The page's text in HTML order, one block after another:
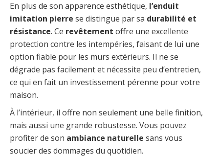
En plus de son apparence esthétique, l’enduit
imitation pierre se distingue par sa durabilité et
résistance. Ce revêtement offre une excellente
protection contre les intempéries, faisant de lui une
option fiable pour les murs extérieurs. Il ne se
dégrade pas facilement et nécessite peu d’entretien,
ce qui en fait un investissement pérenne pour votre
maison.
À l’intérieur, il offre non seulement une belle finition,
mais aussi une grande robustesse. Vous pouvez
profiter de son ambiance naturelle sans vous
soucier des dommages du quotidien.